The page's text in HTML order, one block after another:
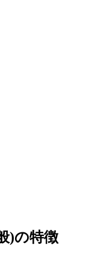
)の特徴